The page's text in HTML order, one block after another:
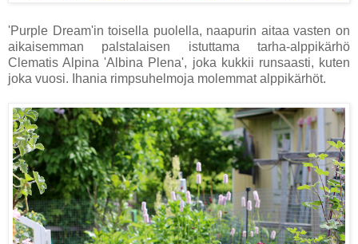
'Purple Dream'in toisella puolella, naapurin aitaa vasten on
aikaisemman palstalaisen istuttama tarha-alppikärhö
Clematis Alpina 'Albina Plena', joka kukkii runsaasti, kuten
joka vuosi. Ihania rimpsuhelmoja molemmat alppikärhöt.